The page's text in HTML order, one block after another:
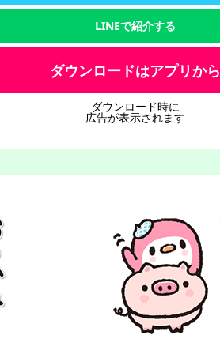
LINEで紹介する
ダウンロードはアプリから
ダウンロード時に
広告が表示されます